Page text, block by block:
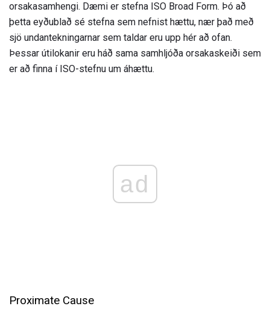
orsakasamhengi. Dæmi er stefna ISO Broad Form. Þó að
þetta eyðublað sé stefna sem nefnist hættu, nær það með
sjö undantekningarnar sem taldar eru upp hér að ofan.
Þessar útilokanir eru háð sama samhljóða orsakaskeiði sem
er að finna í ISO-stefnu um áhættu.
ad
Proximate Cause